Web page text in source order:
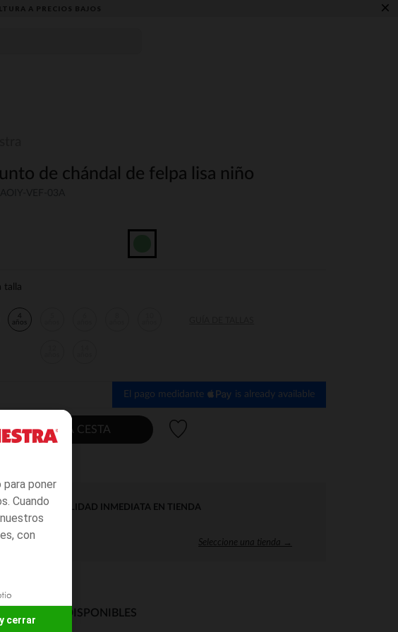
poner
Cuando
con
cerrar
A PRECIOS BAJOS ×
de chándal de felpa lisa niño
talla
4
años
El pago medidante is already available
AÑADIR A LA CESTA
DISPONIBILIDAD INMEDIATA EN TIENDA
Seleccione una tienda →
DE ENVÍO DISPONIBLES